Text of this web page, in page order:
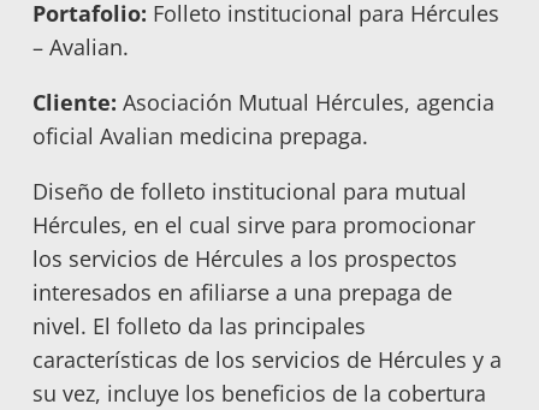
Portafolio: Folleto institucional para Hércules
– Avalian.
Cliente: Asociación Mutual Hércules, agencia
oficial Avalian medicina prepaga.
Diseño de folleto institucional para mutual
Hércules, en el cual sirve para promocionar
los servicios de Hércules a los prospectos
interesados en afiliarse a una prepaga de
nivel. El folleto da las principales
características de los servicios de Hércules y a
su vez, incluye los beneficios de la cobertura